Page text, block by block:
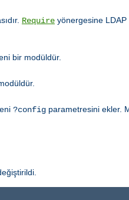
Require yönergesine
bir modüldür.
?config parametresini ekler.